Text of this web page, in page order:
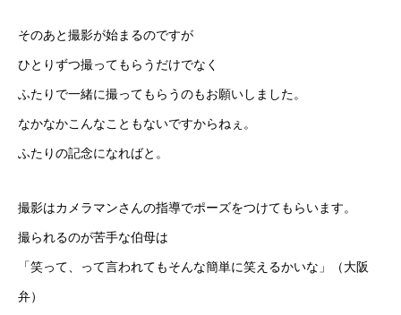
そのあと撮影が始まるのですが
ひとりずつ撮ってもらうだけでなく
ふたりで一緒に撮ってもらうのもお願いしました。
なかなかこんなこともないですからねぇ。
ふたりの記念になればと。
撮影はカメラマンさんの指導でポーズをつけてもらいます。
撮られるのが苦手な伯母は
「笑って、って言われてもそんな簡単に笑えるかいな」（大阪
弁）